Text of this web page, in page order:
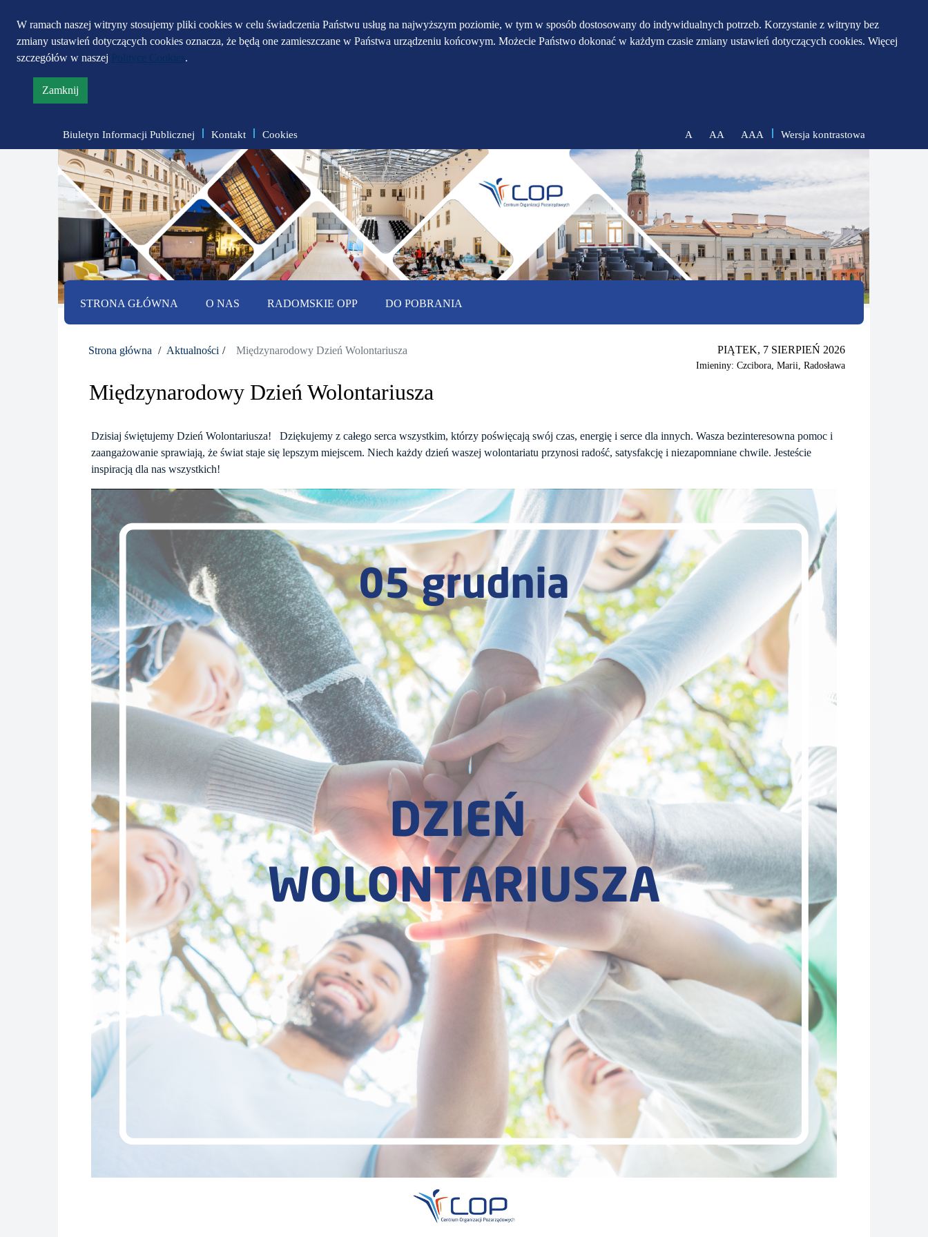
W ramach naszej witryny stosujemy pliki cookies w celu świadczenia Państwu usług na najwyższym poziomie, w tym w sposób dostosowany do indywidualnych potrzeb. Korzystanie z witryny bez
zmiany ustawień dotyczących cookies oznacza, że będą one zamieszczane w Państwa urządzeniu końcowym. Możecie Państwo dokonać w każdym czasie zmiany ustawień dotyczących cookies. Więcej
szczegółów w naszej
.
Zamknij
informację
polityce
prywatności
Przejdź do głównego
menu
Przejdź do treści
Przejdź do mapy
serwisu
Biuletyn Informacji Publicznej Kontakt Cookies
A
zmniejsz
AA
zresetuj
AAA
zwiększ
Wersja kontrastowa
STRONA GŁÓWNA O NAS RADOMSKIE OPP DO POBRANIA
PIĄTEK, 7 SIERPIEŃ 2026
Imieniny: Czcibora, Marii, Radosława
Strona główna Aktualności Międzynarodowy Dzień Wolontariusza
Międzynarodowy Dzień Wolontariusza
Dzisiaj świętujemy Dzień Wolontariusza! Dziękujemy z całego serca wszystkim, którzy poświęcają swój czas, energię i serce dla innych. Wasza bezinteresowna pomoc i
zaangażowanie sprawiają, że świat staje się lepszym miejscem. Niech każdy dzień waszej wolontariatu przynosi radość, satysfakcję i niezapomniane chwile. Jesteście
inspiracją dla nas wszystkich!